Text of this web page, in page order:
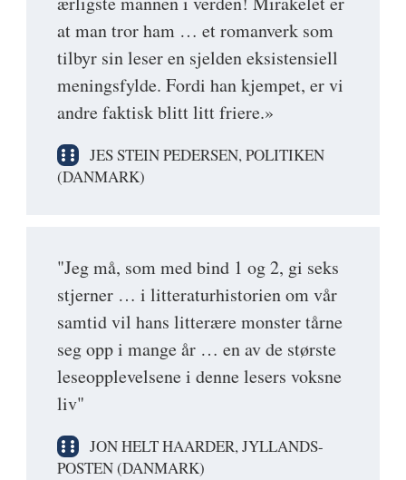
at man tror ham … et romanverk som
tilbyr sin leser en sjelden eksistensiell
meningsfylde. Fordi han kjempet, er vi
andre faktisk blitt litt friere.»
JES STEIN PEDERSEN, POLITIKEN
(DANMARK)
"Jeg må, som med bind 1 og 2, gi seks
stjerner … i litteraturhistorien om vår
samtid vil hans litterære monster tårne
seg opp i mange år … en av de største
leseopplevelsene i denne lesers voksne
liv"
JON HELT HAARDER, JYLLANDS-
POSTEN (DANMARK)